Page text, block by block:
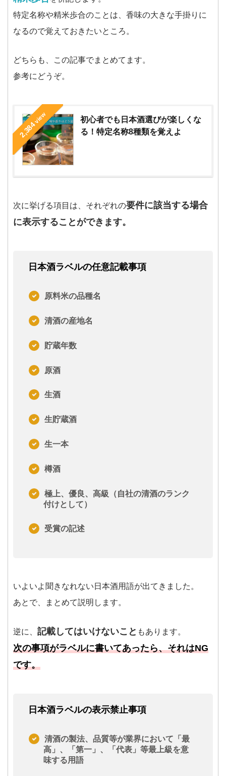
特定名称や精米歩合のことは、香味の大きな手掛りに
なるので覚えておきたいところ。
どちらも、この記事でまとめてます。
参考にどうぞ。
2,384
view
初心者でも日本酒選びが楽しくな
る！特定名称8種類を覚えよ
次に挙げる項目は、それぞれの要件に該当する場合
に表示することができます。
日本酒ラベルの任意記載事項
原料米の品種名
清酒の産地名
貯蔵年数
原酒
生酒
生貯蔵酒
生一本
樽酒
極上、優良、高級（自社の清酒のランク
付けとして）
受賞の記述
いよいよ聞きなれない日本酒用語が出てきました。
あとで、まとめて説明します。
逆に、 記載してはいけないこと もあります。
次の事項がラベルに書いてあったら、それはNG
です。
日本酒ラベルの表示禁止事項
清酒の製法、品質等が業界において「最
高」、「第一」、「代表」等最上級を意
味する用語